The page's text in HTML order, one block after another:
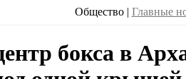
Общество | Главные
бокса в